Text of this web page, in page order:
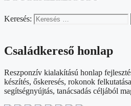
Keresés:
Családkereső honlap​
Reszponzív kialakítású honlap
készítés, őskeresés, rokonok
segítségnyújtás, tanácsadás céljából